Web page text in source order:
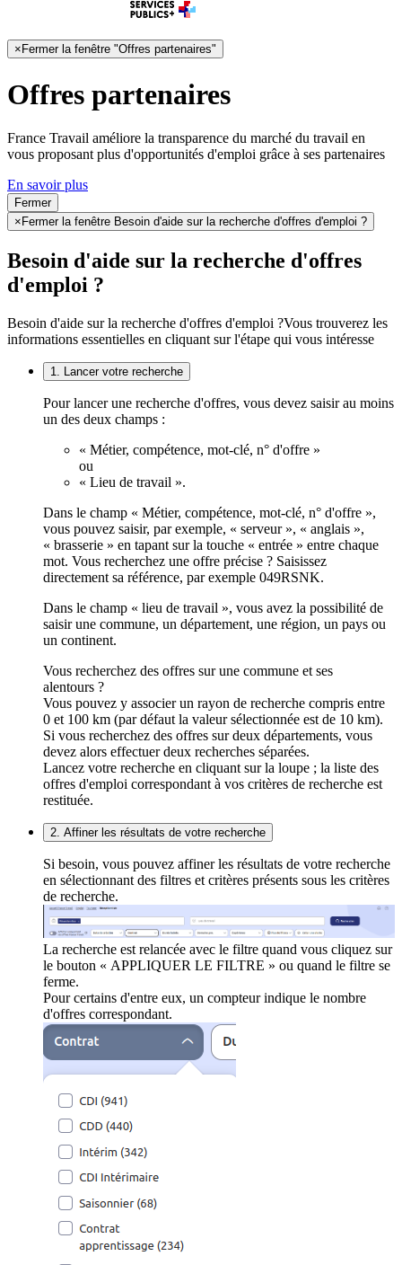
× Fermer la fenêtre "Offres partenaires"
Offres partenaires
France Travail améliore la transparence du marché du travail en
vous proposant plus d'opportunités d'emploi grâce à ses partenaires
En savoir plus
Fermer
× Fermer la fenêtre Besoin d'aide sur la recherche d'offres d'emploi ?
Besoin d'aide sur la recherche d'offres
d'emploi ?
Besoin d'aide sur la recherche d'offres d'emploi ?Vous trouverez les
informations essentielles en cliquant sur l'étape qui vous intéresse
1. Lancer votre recherche
Pour lancer une recherche d'offres, vous devez saisir au moins
un des deux champs :
« Métier, compétence, mot-clé, n° d'offre »
ou
« Lieu de travail ».
Dans le champ « Métier, compétence, mot-clé, n° d'offre »,
vous pouvez saisir, par exemple, « serveur », « anglais »,
« brasserie » en tapant sur la touche « entrée » entre chaque
mot. Vous recherchez une offre précise ? Saisissez
directement sa référence, par exemple 049RSNK.
Dans le champ « lieu de travail », vous avez la possibilité de
saisir une commune, un département, une région, un pays ou
un continent.
Vous recherchez des offres sur une commune et ses
alentours ?
Vous pouvez y associer un rayon de recherche compris entre
0 et 100 km (par défaut la valeur sélectionnée est de 10 km).
Si vous recherchez des offres sur deux départements, vous
devez alors effectuer deux recherches séparées.
Lancez votre recherche en cliquant sur la loupe ; la liste des
offres d'emploi correspondant à vos critères de recherche est
restituée.
2. Affiner les résultats de votre recherche
Si besoin, vous pouvez affiner les résultats de votre recherche
en sélectionnant des filtres et critères présents sous les critères
de recherche.
La recherche est relancée avec le filtre quand vous cliquez sur
le bouton « APPLIQUER LE FILTRE » ou quand le filtre se
ferme.
Pour certains d'entre eux, un compteur indique le nombre
d'offres correspondant.